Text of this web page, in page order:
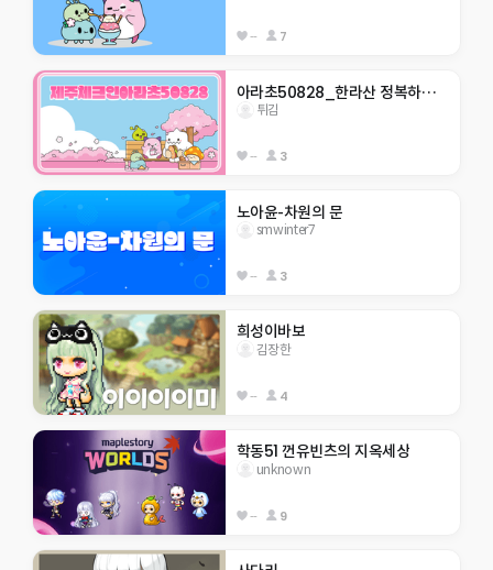
-- 7
아라초50828_한라산 정복하자
튀김
-- 3
노아윤-차원의 문
smwinter7
-- 3
희성이바보
김장한
-- 4
학동51 껀유빈츠의 지옥세상
unknown
-- 9